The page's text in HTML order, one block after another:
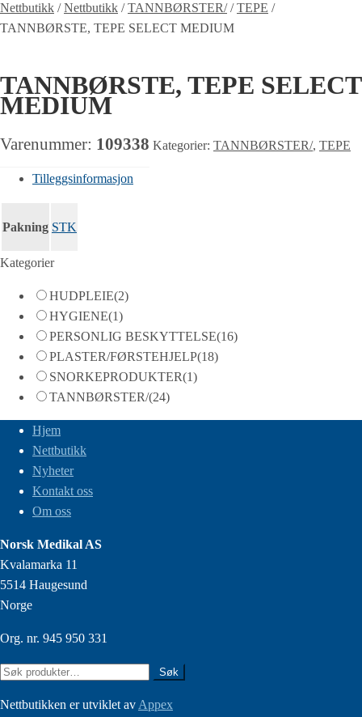
Nettbutikk /Nettbutikk /TANNBØRSTER//TEPE /
TANNBØRSTE, TEPE SELECT MEDIUM
TANNBØRSTE, TEPE SELECT
MEDIUM
Varenummer: 109338 Kategorier: TANNBØRSTER/, TEPE
Tilleggsinformasjon
Pakning STK
Kategorier
HUDPLEIE(2)
HYGIENE(1)
PERSONLIG BESKYTTELSE(16)
PLASTER/FØRSTEHJELP(18)
SNORKEPRODUKTER(1)
TANNBØRSTER/(24)
Hjem
Nettbutikk
Nyheter
Kontakt oss
Om oss
Norsk Medikal AS
Kvalamarka 11
5514 Haugesund
Norge
Org. nr. 945 950 331
Søk
Søk
Nettbutikken er utviklet av Appex